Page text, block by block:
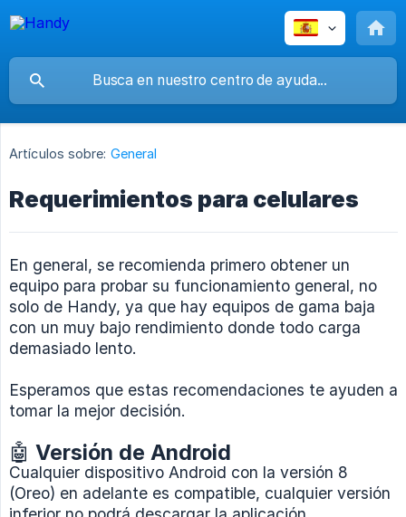
Artículos sobre: General
Requerimientos para celulares
En general, se recomienda primero obtener un
equipo para probar su funcionamiento general, no
solo de Handy, ya que hay equipos de gama baja
con un muy bajo rendimiento donde todo carga
demasiado lento.
Esperamos que estas recomendaciones te ayuden a
tomar la mejor decisión.
🤖 Versión de Android
Cualquier dispositivo Android con la versión 8
(Oreo) en adelante es compatible, cualquier versión